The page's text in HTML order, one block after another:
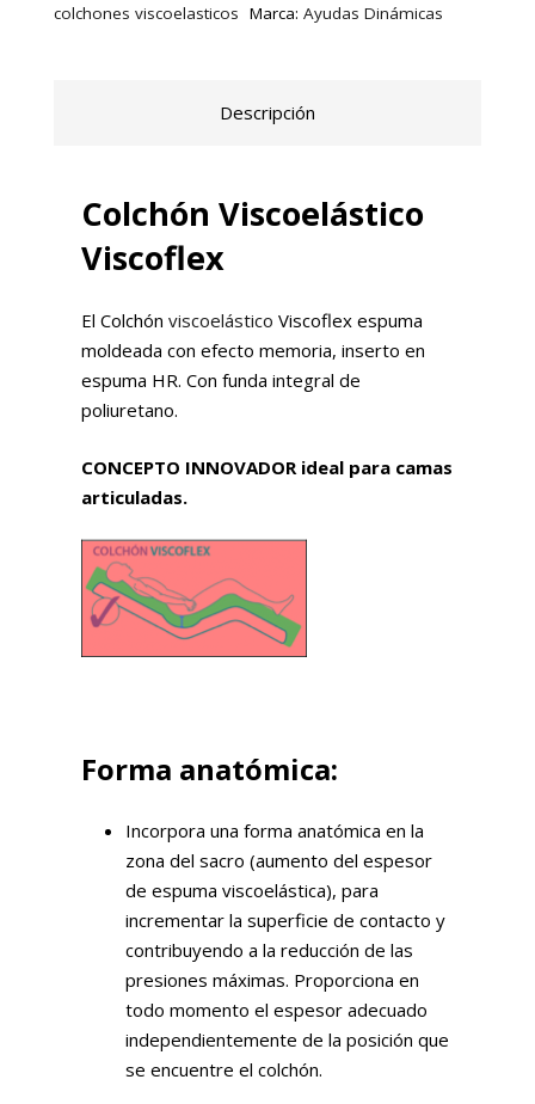
colchones viscoelasticos Marca: Ayudas Dinámicas
Descripción
Colchón Viscoelástico
Viscoflex
El Colchón viscoelástico Viscoflex espuma
moldeada con efecto memoria, inserto en
espuma HR. Con funda integral de
poliuretano.
CONCEPTO INNOVADOR ideal para camas
articuladas.
Forma anatómica:
Incorpora una forma anatómica en la
zona del sacro (aumento del espesor
de espuma viscoelástica), para
incrementar la superficie de contacto y
contribuyendo a la reducción de las
presiones máximas. Proporciona en
todo momento el espesor adecuado
independientemente de la posición que
se encuentre el colchón.